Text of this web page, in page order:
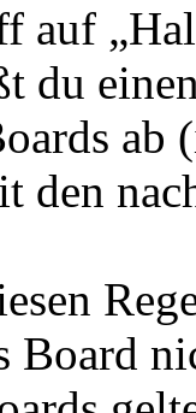
auf
du
ab
den
Board